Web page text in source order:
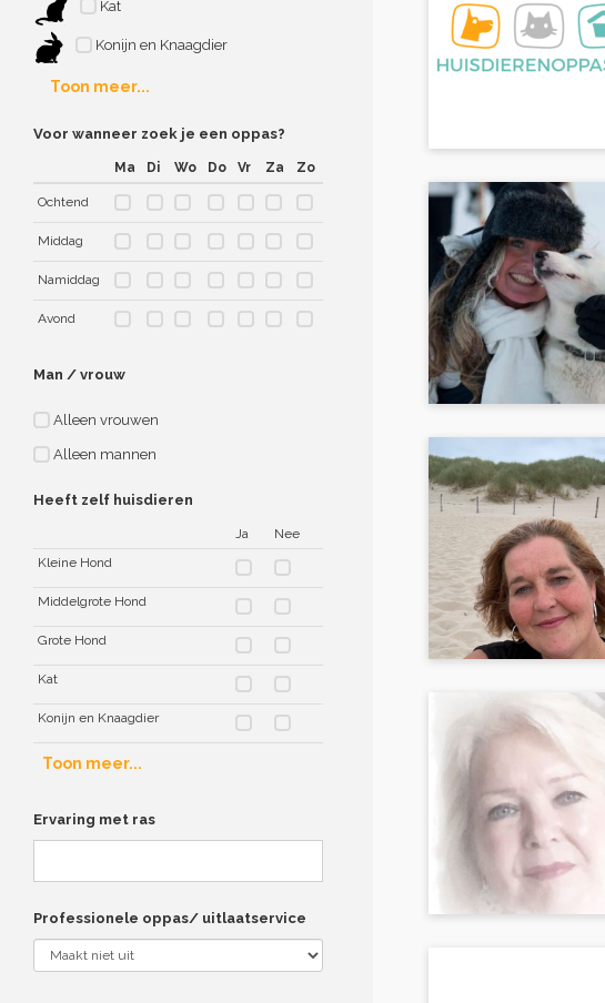
Kat
Konijn en Knaagdier
Toon meer...
Voor wanneer zoek je een oppas?
Ma Di Wo Do Vr Za Zo
Ochtend
Middag
Namiddag
Avond
Man / vrouw
Alleen vrouwen
Alleen mannen
Heeft zelf huisdieren
Ja
Nee
Kleine Hond
Middelgrote Hond
Grote Hond
Kat
Konijn en Knaagdier
Toon meer...
Ervaring met ras
Professionele oppas/ uitlaatservice